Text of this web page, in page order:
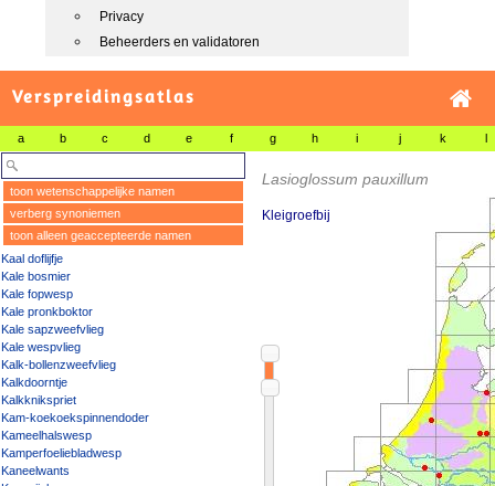
Privacy
Beheerders en validatoren
Verspreidingsatlas
a b c d e f g h i j k l
toon wetenschappelijke namen
verberg synoniemen
toon alleen geaccepteerde namen
Kaal doflijfje
Kale bosmier
Kale fopwesp
Kale pronkboktor
Kale sapzweefvlieg
Kale wespvlieg
Kalk-bollenzweefvlieg
Kalkdoorntje
Kalkknikspriet
Kam-koekoekspinnendoder
Kameelhalswesp
Kamperfoeliebladwesp
Kaneelwants
Lasioglossum pauxillum
Kleigroefbij